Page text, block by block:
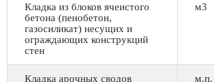
Кладка из блоков ячеистого
бетона (пенобетон,
газосиликат) несущих и
ограждающих конструкций
стен
м3
Кладка арочных сводов
м.п.